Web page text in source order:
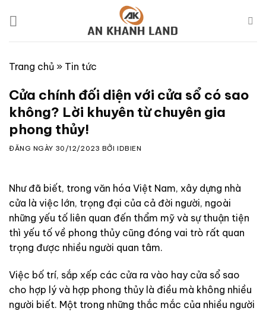
Trang chủ » Tin tức
Cửa chính đối diện với cửa sổ có sao
không? Lời khuyên từ chuyên gia
phong thủy!
ĐĂNG NGÀY 30/12/2023 BỞIIDBIEN
Như đã biết, trong văn hóa Việt Nam, xây dựng nhà
cửa là việc lớn, trọng đại của cả đời người, ngoài
những yếu tố liên quan đến thẩm mỹ và sự thuận tiện
thì yếu tố về phong thủy cũng đóng vai trò rất quan
trọng được nhiều người quan tâm.
Việc bố trí, sắp xếp các cửa ra vào hay cửa sổ sao
cho hợp lý và hợp phong thủy là điều mà không nhiều
người biết. Một trong những thắc mắc của nhiều người